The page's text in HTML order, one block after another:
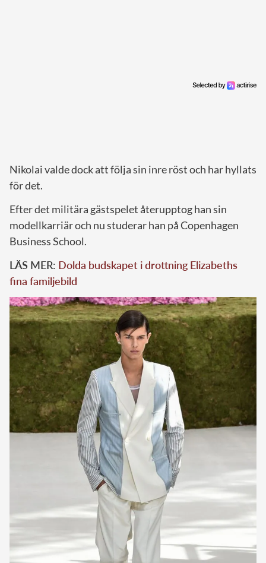
Nikolai valde dock att följa sin inre röst och har hyllats
för det.
Efter det militära gästspelet återupptog han sin
modellkarriär och nu studerar han på Copenhagen
Business School.
LÄS MER: Dolda budskapet i drottning Elizabeths
fina familjebild